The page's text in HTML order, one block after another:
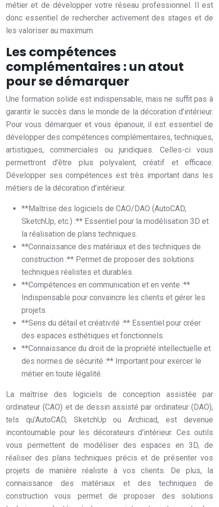
métier et de développer votre réseau professionnel. Il est
donc essentiel de rechercher activement des stages et de
les valoriser au maximum.
Les compétences
complémentaires : un atout
pour se démarquer
Une formation solide est indispensable, mais ne suffit pas à
garantir le succès dans le monde de la décoration d’intérieur.
Pour vous démarquer et vous épanouir, il est essentiel de
développer des compétences complémentaires, techniques,
artistiques, commerciales ou juridiques. Celles-ci vous
permettront d’être plus polyvalent, créatif et efficace.
Développer ses compétences est très important dans les
métiers de la décoration d’intérieur.
**Maîtrise des logiciels de CAO/DAO (AutoCAD,
SketchUp, etc.) :** Essentiel pour la modélisation 3D et
la réalisation de plans techniques.
**Connaissance des matériaux et des techniques de
construction :** Permet de proposer des solutions
techniques réalistes et durables.
**Compétences en communication et en vente :**
Indispensable pour convaincre les clients et gérer les
projets.
**Sens du détail et créativité :** Essentiel pour créer
des espaces esthétiques et fonctionnels.
**Connaissance du droit de la propriété intellectuelle et
des normes de sécurité :** Important pour exercer le
métier en toute légalité.
La maîtrise des logiciels de conception assistée par
ordinateur (CAO) et de dessin assisté par ordinateur (DAO),
tels qu’AutoCAD, SketchUp ou Archicad, est devenue
incontournable pour les décorateurs d’intérieur. Ces outils
vous permettent de modéliser des espaces en 3D, de
réaliser des plans techniques précis et de présenter vos
projets de manière réaliste à vos clients. De plus, la
connaissance des matériaux et des techniques de
construction vous permet de proposer des solutions